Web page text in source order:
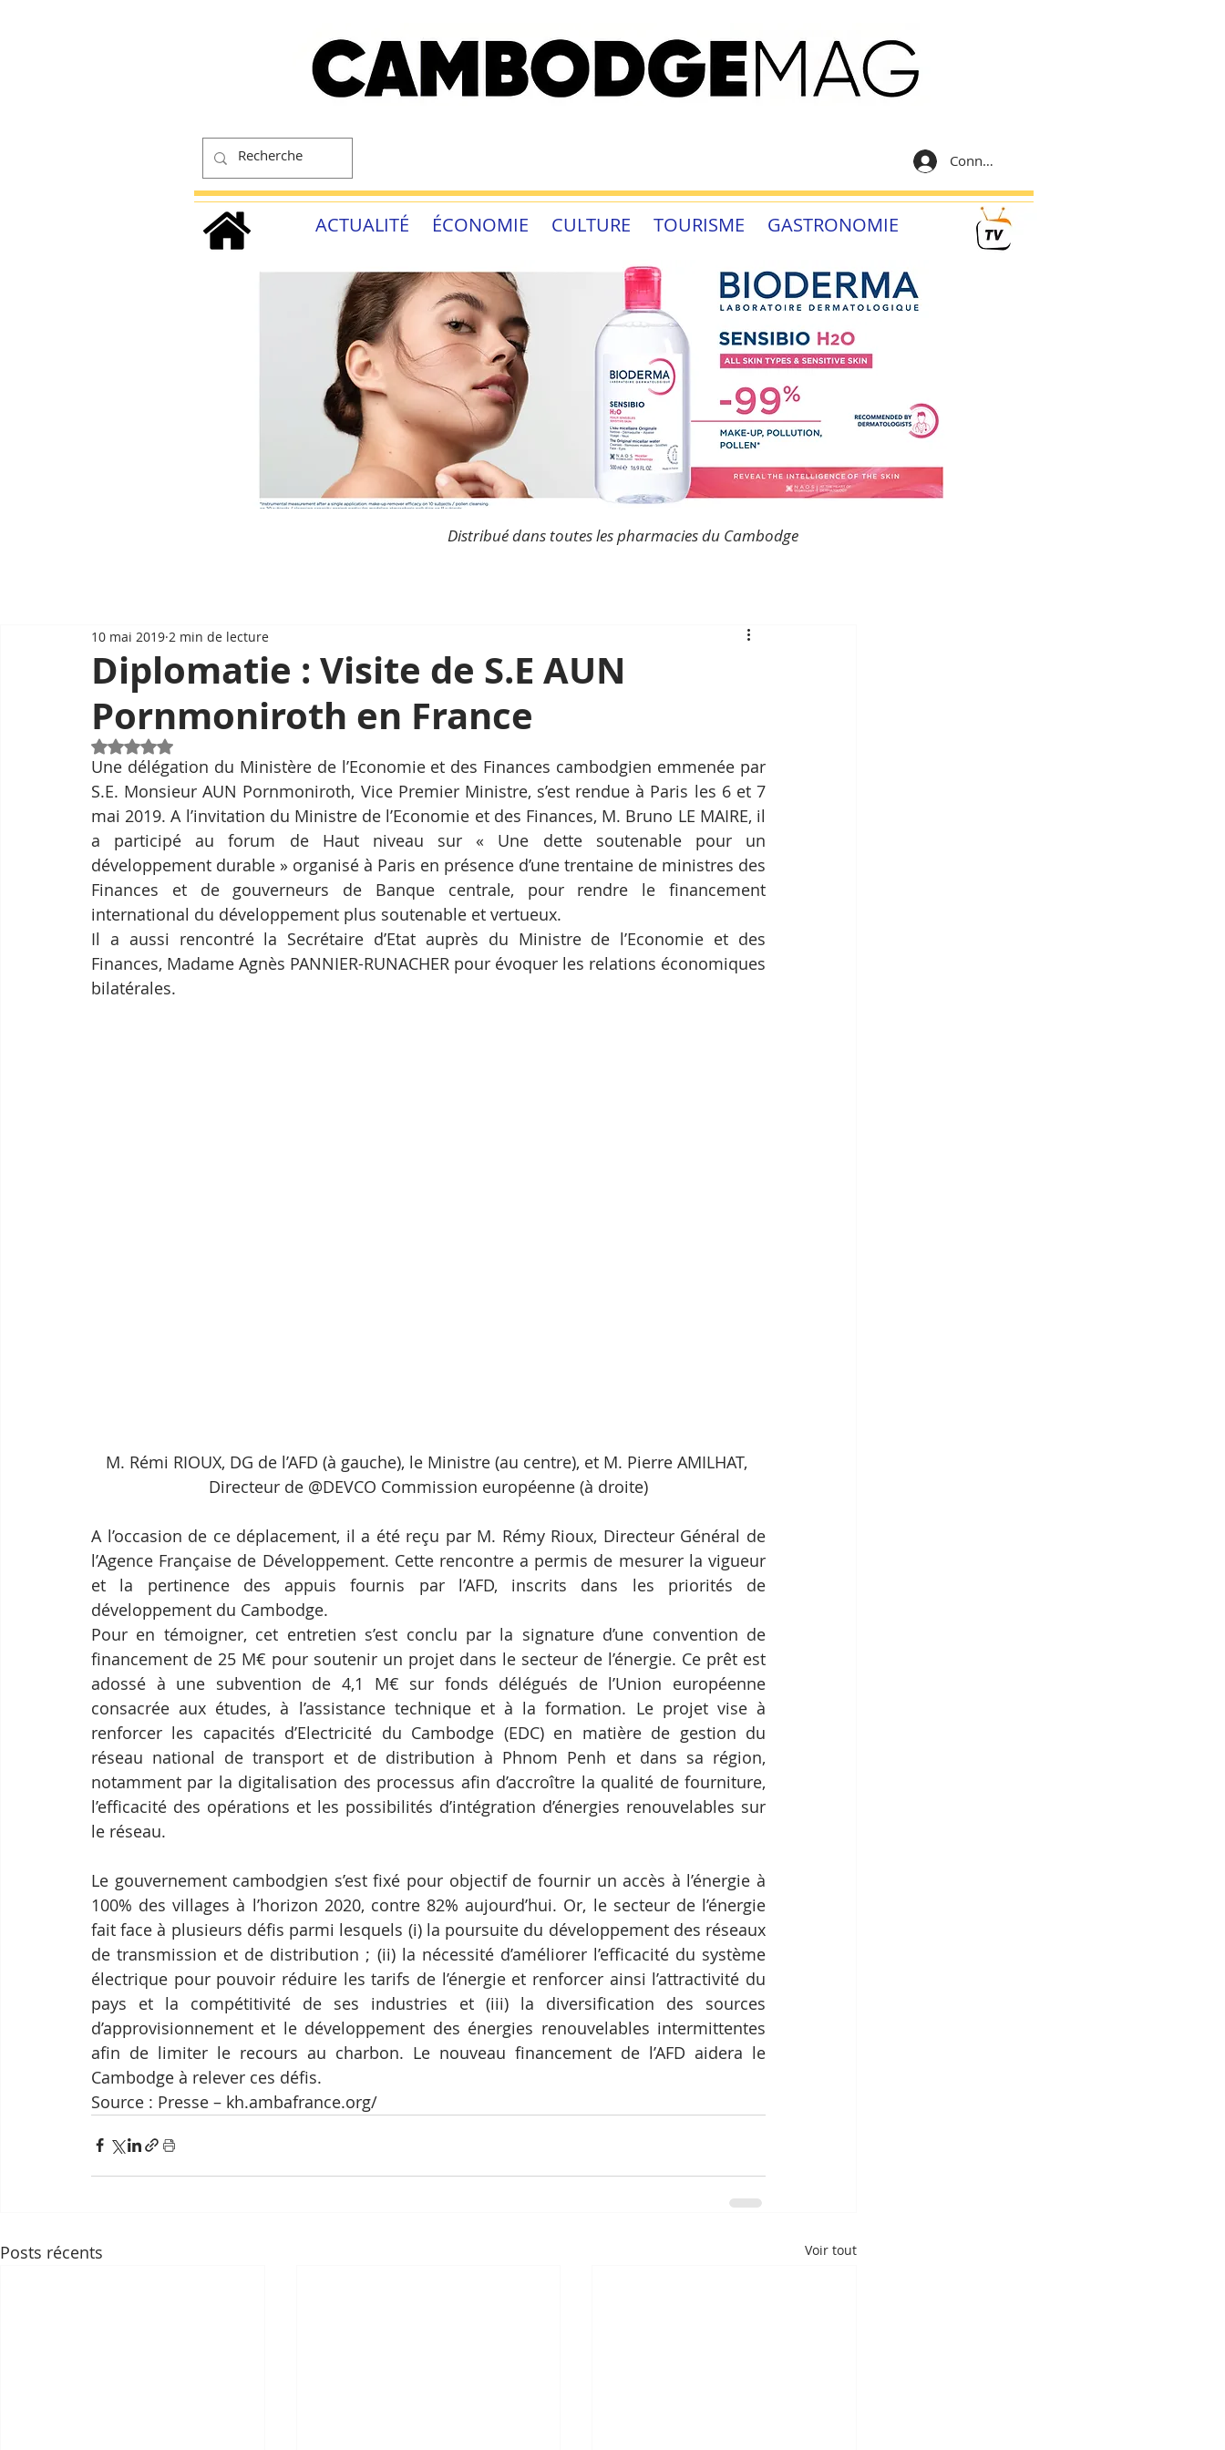
Connexion
ACTUALITÉ ÉCONOMIE CULTURE TOURISME GASTRONOMIE
Distribué dans toutes les pharmacies du Cambodge
Diplomatie : Visite de S.E AUN
Pornmoniroth en France
10 mai 2019 2 min de lecture
Noté NaN étoiles sur 5.
Une délégation du Ministère de l’Economie et des Finances cambodgien emmenée par
S.E. Monsieur AUN Pornmoniroth, Vice Premier Ministre, s’est rendue à Paris les 6 et 7
mai 2019. A l’invitation du Ministre de l’Economie et des Finances, M. Bruno LE MAIRE, il
a participé au forum de Haut niveau sur « Une dette soutenable pour un
développement durable » organisé à Paris en présence d’une trentaine de ministres des
Finances et de gouverneurs de Banque centrale, pour rendre le financement
international du développement plus soutenable et vertueux.
Il a aussi rencontré la Secrétaire d’Etat auprès du Ministre de l’Economie et des
Finances, Madame Agnès PANNIER-RUNACHER pour évoquer les relations économiques
bilatérales.
M. Rémi RIOUX, DG de l’AFD (à gauche), le Ministre (au centre), et M. Pierre AMILHAT,
Directeur de @DEVCO Commission européenne (à droite)
A l’occasion de ce déplacement, il a été reçu par M. Rémy Rioux, Directeur Général de
l’Agence Française de Développement. Cette rencontre a permis de mesurer la vigueur
et la pertinence des appuis fournis par l’AFD, inscrits dans les priorités de
développement du Cambodge.
Pour en témoigner, cet entretien s’est conclu par la signature d’une convention de
financement de 25 M€ pour soutenir un projet dans le secteur de l’énergie. Ce prêt est
adossé à une subvention de 4,1 M€ sur fonds délégués de l’Union européenne
consacrée aux études, à l’assistance technique et à la formation. Le projet vise à
renforcer les capacités d’Electricité du Cambodge (EDC) en matière de gestion du
réseau national de transport et de distribution à Phnom Penh et dans sa région,
notamment par la digitalisation des processus afin d’accroître la qualité de fourniture,
l’efficacité des opérations et les possibilités d’intégration d’énergies renouvelables sur
le réseau.
Le gouvernement cambodgien s’est fixé pour objectif de fournir un accès à l’énergie à
100% des villages à l’horizon 2020, contre 82% aujourd’hui. Or, le secteur de l’énergie
fait face à plusieurs défis parmi lesquels (i) la poursuite du développement des réseaux
de transmission et de distribution ; (ii) la nécessité d’améliorer l’efficacité du système
électrique pour pouvoir réduire les tarifs de l’énergie et renforcer ainsi l’attractivité du
pays et la compétitivité de ses industries et (iii) la diversification des sources
d’approvisionnement et le développement des énergies renouvelables intermittentes
afin de limiter le recours au charbon. Le nouveau financement de l’AFD aidera le
Cambodge à relever ces défis.
Source : Presse – kh.ambafrance.org/
Posts récents Voir tout